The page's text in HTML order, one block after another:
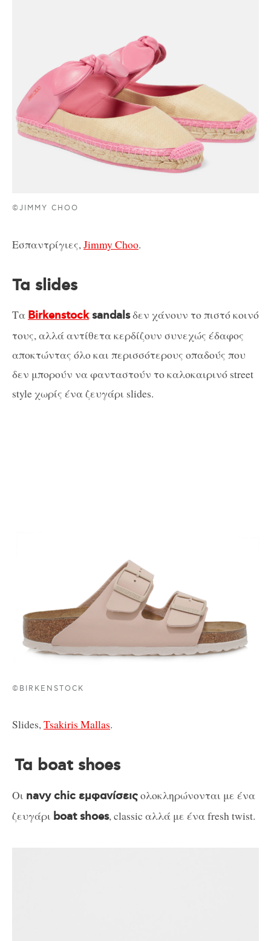
©JIMMY CHOO
Εσπαντρίγιες, Jimmy Choo.
Τα slides
ΤαBirkenstocksandalsδεν χάνουν το πιστό κοινό
τους, αλλά αντίθετα κερδίζουν συνεχώς έδαφος
αποκτώντας όλο και περισσότερους οπαδούς που
δεν μπορούν να φανταστούν το καλοκαιρινό street
style χωρίς ένα ζευγάρι slides.
©BIRKENSTOCK
Slides,Tsakiris Mallas.
Τα boat shoes
Οι navy chic εμφανίσειςολοκληρώνονται με ένα
ζευγάρι boat shoes, classic αλλά με ένα fresh twist.